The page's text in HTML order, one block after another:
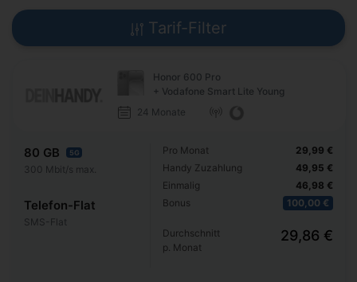
Tarif-Filter
Honor 600 Pro
+ Vodafone Smart Lite Young
24 Monate
80 GB 5G
300 Mbit/s max.
Telefon-Flat
SMS-Flat
Pro Monat
Handy Zuzahlung
Einmalig
Bonus
29,99 €
49,95 €
46,98 €
100,00 €
Durchschnitt
p. Monat
29,86 €